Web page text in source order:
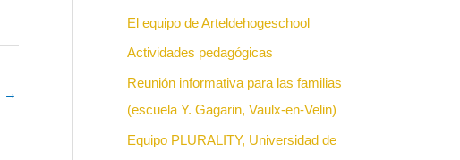
→
fEl equipo de Arteldehogeschool
Actividades pedagógicas
Reunión informativa para las familias
(escuela Y. Gagarin, Vaulx-en-Velin)
Equipo PLURALITY, Universidad de